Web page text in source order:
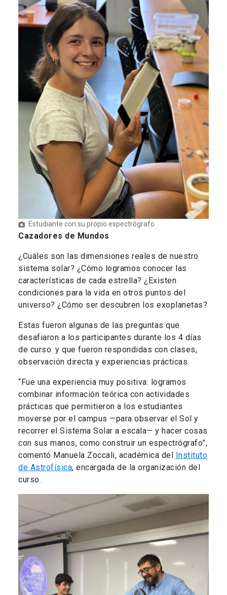
Estudiante con su propio espectrógrafo
Cazadores de Mundos
¿Cuáles son las dimensiones reales de nuestro
sistema solar? ¿Cómo logramos conocer las
características de cada estrella? ¿Existen
condiciones para la vida en otros puntos del
universo? ¿Cómo ser descubren los exoplanetas?
Estas fueron algunas de las preguntas que
desafiaron a los participantes durante los 4 días
de curso. y que fueron respondidas con clases,
observación directa y experiencias prácticas.
“Fue una experiencia muy positiva: logramos
combinar información teórica con actividades
prácticas que permitieron a los estudiantes
moverse por el campus —para observar el Sol y
recorrer el Sistema Solar a escala— y hacer cosas
con sus manos, como construir un espectrógrafo”,
comentó Manuela Zoccali, académica del Instituto
de Astrofísica, encargada de la organización del
curso.